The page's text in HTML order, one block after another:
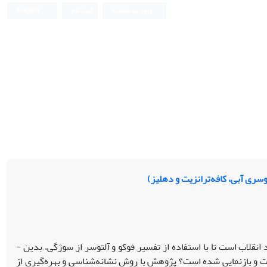
آبی، کافه‌ترانزیت و دهلیز)
است تا با استفاده از تفسیر فوکو و آلتوسر از سوژگی، بدین
بازنمایی شده است؟ پژوهش با روش نشانه‌شناسی و بهره‌گیری از